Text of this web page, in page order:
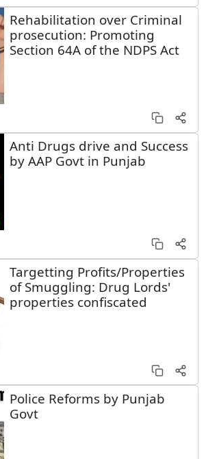
Rehabilitation over Criminal
prosecution: Promoting
Section 64A of the NDPS Act
Anti Drugs drive and Success
by AAP Govt in Punjab
Targetting Profits/Properties
of Smuggling: Drug Lords'
properties confiscated
Police Reforms by Punjab
Govt